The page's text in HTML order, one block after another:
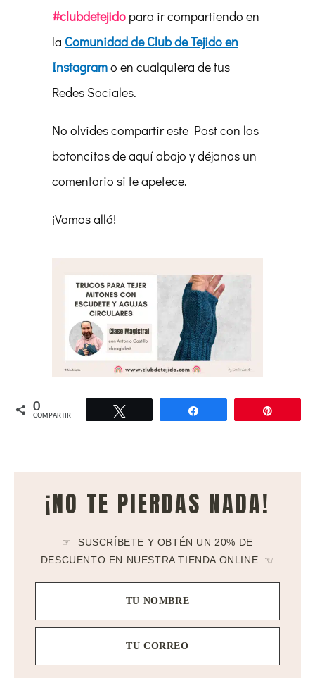
#clubdetejido para ir compartiendo en
la Comunidad de Club de Tejido en
Instagramo en cualquiera de tus
Redes Sociales.
No olvides compartir este Post con los
botoncitos de aquí abajo y déjanos un
comentario si te apetece.
¡Vamos allá!
0
COMPARTIR
¡NO TE PIERDAS NADA!
☞ SUSCRÍBETE Y OBTÉN UN 20% DE
DESCUENTO EN NUESTRA TIENDA ONLINE ☜
TU NOMBRE
TU CORREO